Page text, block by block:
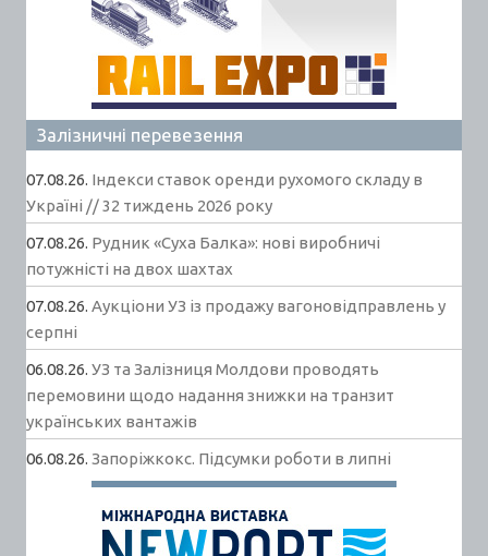
Залізничні перевезення
07.08.26. Індекси ставок оренди рухомого складу в
Україні // 32 тиждень 2026 року
07.08.26. Рудник «Суха Балка»: нові виробничі
потужністі на двох шахтах
07.08.26. Аукціони УЗ із продажу вагоновідправлень у
серпні
06.08.26. УЗ та Залізниця Молдови проводять
перемовини щодо надання знижки на транзит
українських вантажів
06.08.26. Запоріжкокс. Підсумки роботи в липні